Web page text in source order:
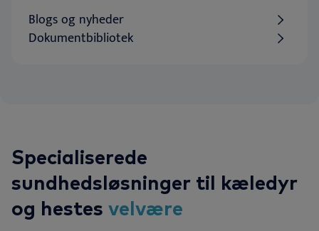
Blogs og nyheder
Dokumentbibliotek
Specialiserede
sundhedsløsninger til kæledyr
og hestes velvære